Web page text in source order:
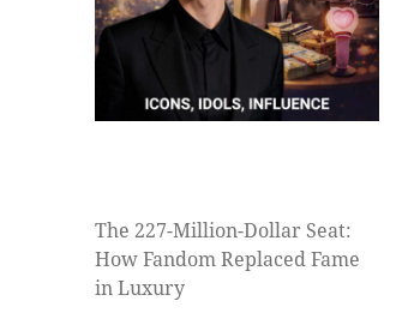
The 227-Million-Dollar Seat:
How Fandom Replaced Fame
in Luxury